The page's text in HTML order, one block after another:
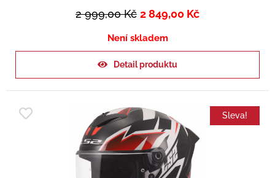
2 999,00Kč 2 849,00 Kč
Není skladem
Detail produktu
Sleva!